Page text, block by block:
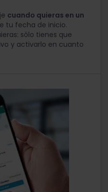
cuando quieras en un
tu fecha de inicio.
sólo tienes que
y activarlo en cuanto